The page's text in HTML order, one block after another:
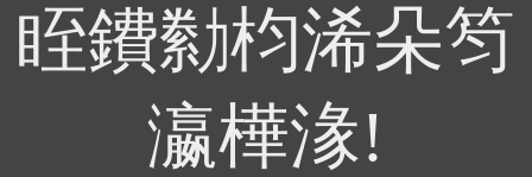
眰鐨勬枃浠朵笉
瀛樺湪!